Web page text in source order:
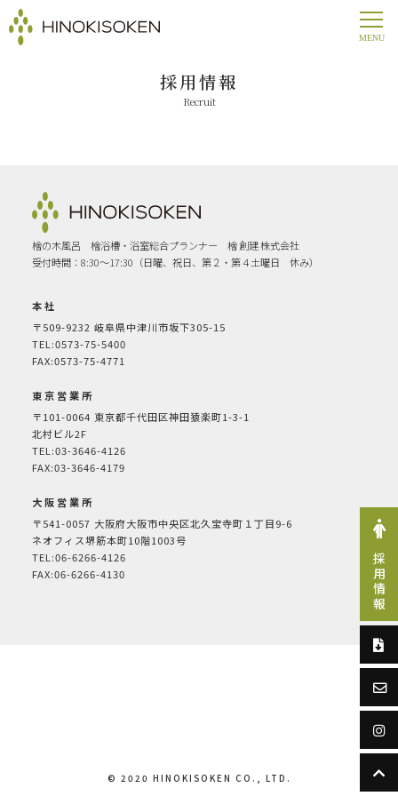
採用情報
Recruit
檜の木風呂 檜浴槽・浴室総合プランナー 檜 創建 株式会社
受付時間：8:30〜17:30（日曜、祝日、第２・第４土曜日 休み）
本社
〒509-9232 岐阜県中津川市坂下305-15
TEL:0573-75-5400
FAX:0573-75-4771
東京営業所
〒101-0064 東京都千代田区神田猿楽町1-3-1
北村ビル2F
TEL:03-3646-4126
FAX:03-3646-4179
大阪営業所
〒541-0057 大阪府大阪市中央区北久宝寺町１丁目9-6
ネオフィス堺筋本町10階1003号
TEL:06-6266-4126
FAX:06-6266-4130
© 2020 HINOKISOKEN CO., LTD.
採用情報